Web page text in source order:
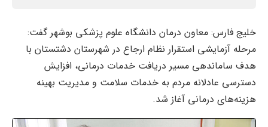
خلیج فارس: معاون درمان دانشگاه علوم پزشکی بوشهر گفت:
مرحله آزمایشی استقرار نظام ارجاع در شهرستان دشتستان با
هدف ساماندهی مسیر دریافت خدمات درمانی، افزایش
دسترسی عادلانه مردم به خدمات سلامت و مدیریت بهینه
هزینه‌های درمانی آغاز شد.